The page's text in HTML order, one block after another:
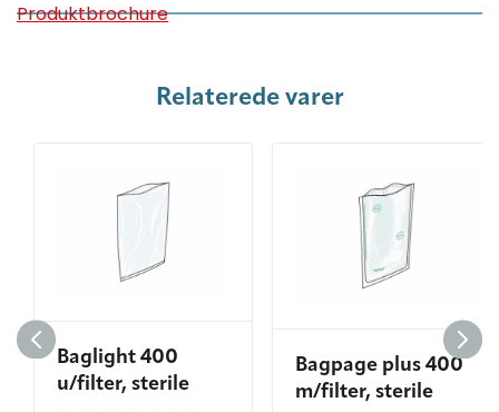
Produktbrochure
Relaterede varer
Baglight 400
u/filter, sterile
Bagpage plus 400
m/filter, sterile